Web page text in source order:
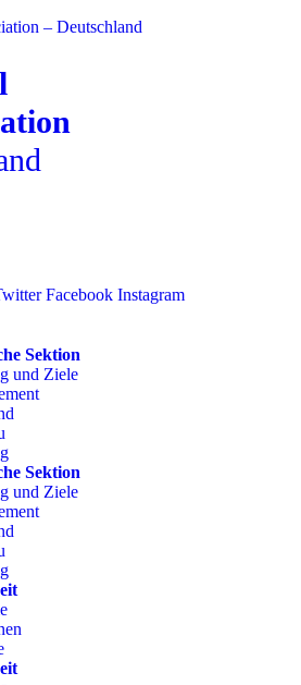
– Deutschland
Facebook Instagram
Menu
Sektion
und Ziele
Sektion
und Ziele